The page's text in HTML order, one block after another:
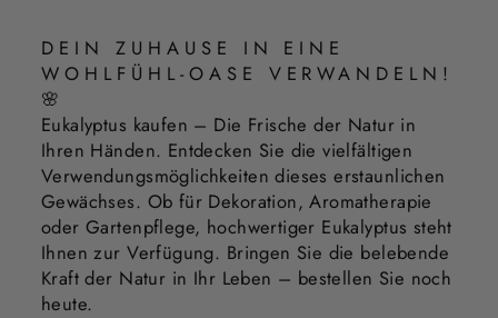
DEIN ZUHAUSE IN EINE
WOHLFÜHL-OASE VERWANDELN!
🌸
Eukalyptus kaufen – Die Frische der Natur in
Ihren Händen. Entdecken Sie die vielfältigen
Verwendungsmöglichkeiten dieses erstaunlichen
Gewächses. Ob für Dekoration, Aromatherapie
oder Gartenpflege, hochwertiger Eukalyptus steht
Ihnen zur Verfügung. Bringen Sie die belebende
Kraft der Natur in Ihr Leben – bestellen Sie noch
heute.